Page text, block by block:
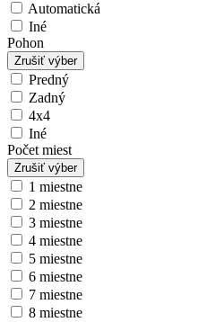
Automatická
Iné
Pohon
Zrušiť výber
Predný
Zadný
4x4
Iné
Počet miest
Zrušiť výber
1 miestne
2 miestne
3 miestne
4 miestne
5 miestne
6 miestne
7 miestne
8 miestne